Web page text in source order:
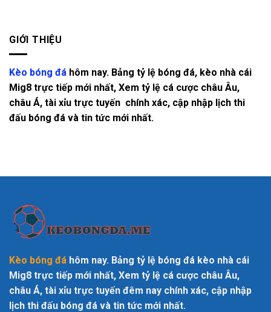
GIỚI THIỆU
Kèo bóng đá hôm nay. Bảng tỷ lệ bóng đá, kèo nhà cái
Mig8 trực tiếp mới nhất, Xem tỷ lệ cá cược châu Âu,
châu Á, tài xỉu trực tuyến chính xác, cập nhập lịch thi
đấu bóng đá và tin tức mới nhất.
Kèo bóng đá hôm nay. Bảng tỷ lệ bóng đá kèo nhà cái
Mig8 trực tiếp mới nhất, Xem tỷ lệ cá cược châu Âu,
châu Á, tài xỉu trực tuyến đêm nay chính xác, cập nhập
lịch thi đấu bóng đá và tin tức mới nhất.